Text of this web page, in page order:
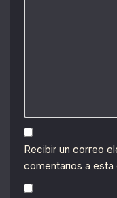
Recibir un correo
comentarios a esta